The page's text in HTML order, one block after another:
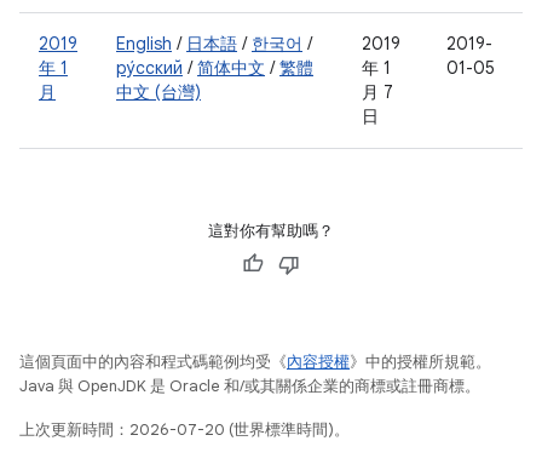
2019
年 1
月
English / 日本語 / 한국어 /
ру́сский /简体中文 /繁體
中文 (台灣)
2019
年 1
月 7
日
2019-
01-05
這對你有幫助嗎？
這個頁面中的內容和程式碼範例均受《內容授權》中的授權所規範。
Java 與 OpenJDK 是 Oracle 和/或其關係企業的商標或註冊商標。
上次更新時間：2026-07-20 (世界標準時間)。